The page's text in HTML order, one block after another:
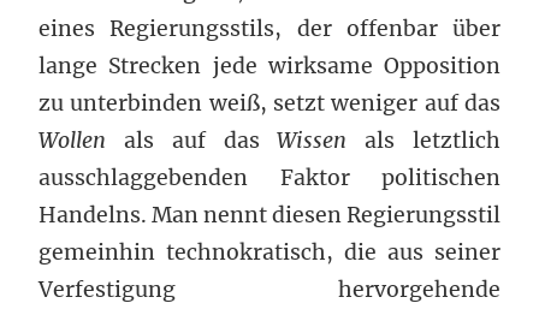
eines Regierungsstils, der offenbar über
lange Strecken jede wirksame Opposition
zu unterbinden weiß, setzt weniger auf das
Wollen als auf dasWissen als letztlich
ausschlaggebenden Faktor politischen
Handelns. Man nennt diesen Regierungsstil
gemeinhin technokratisch, die aus seiner
Verfestigung hervorgehende